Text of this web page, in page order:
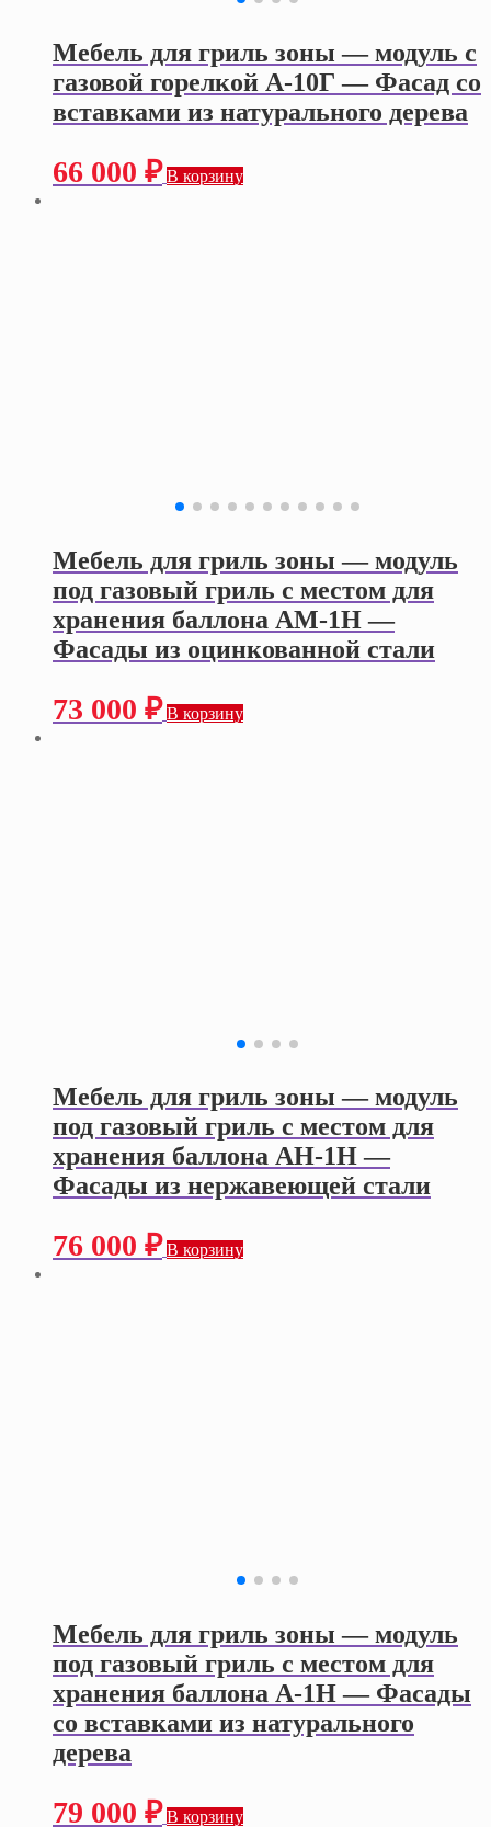
Мебель для гриль зоны — модуль с
газовой горелкой А-10Г — Фасад со
вставками из натурального дерева
66 000 ₽ В корзину
Мебель для гриль зоны — модуль
под газовый гриль с местом для
хранения баллона АМ-1Н —
Фасады из оцинкованной стали
73 000 ₽ В корзину
Мебель для гриль зоны — модуль
под газовый гриль с местом для
хранения баллона АН-1Н —
Фасады из нержавеющей стали
76 000 ₽ В корзину
Мебель для гриль зоны — модуль
под газовый гриль с местом для
хранения баллона А-1Н — Фасады
со вставками из натурального
дерева
79 000 ₽ В корзину